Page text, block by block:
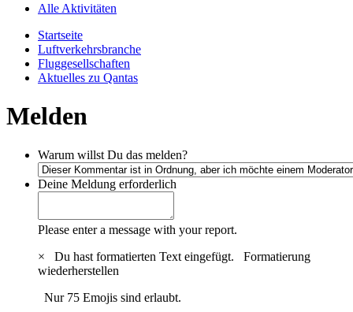
Alle Aktivitäten
Startseite
Luftverkehrsbranche
Fluggesellschaften
Aktuelles zu Qantas
Melden
Warum willst Du das melden?
Deine Meldung erforderlich
Please enter a message with your report.
×
Du hast formatierten Text eingefügt. Formatierung
wiederherstellen
Nur 75 Emojis sind erlaubt.